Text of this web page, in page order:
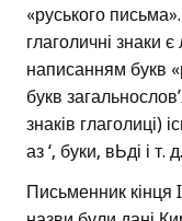
«руського
глаголичні знаки
написанням букв
букв
знаків глаголиці)
аз ‘, буки, вЬді і т. д.
Письменник кінця